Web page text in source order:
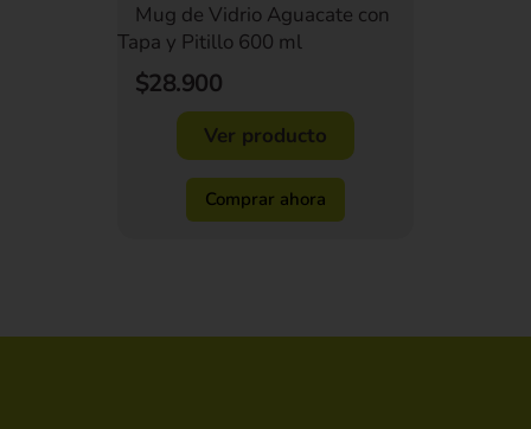
Mug de Vidrio Aguacate con
Tapa y Pitillo 600 ml
$28.900
Ver producto
Comprar ahora